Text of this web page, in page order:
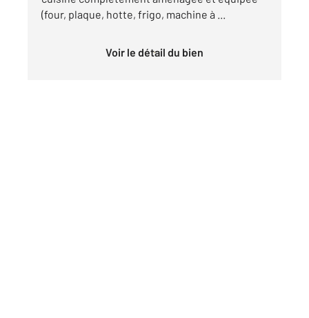
(four, plaque, hotte, frigo, machine à ...
Voir le détail du bien